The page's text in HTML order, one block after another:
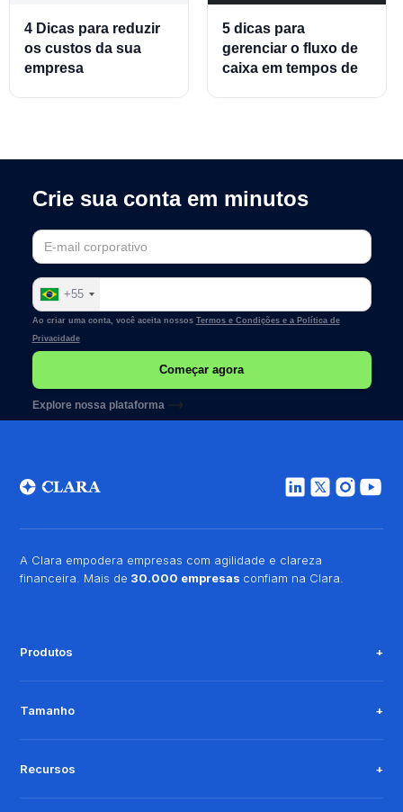
4 Dicas para reduzir
os custos da sua
empresa
5 dicas para
gerenciar o fluxo de
caixa em tempos de
Crie sua conta em minutos
+55
Ao criar uma conta, você aceita nossos Termos e Condições e a Política de
Privacidade
Explore nossa plataforma
A Clara empodera empresas com agilidade e clareza
financeira. Mais de 30.000 empresas confiam na Clara.
Produtos
Tamanho
Recursos